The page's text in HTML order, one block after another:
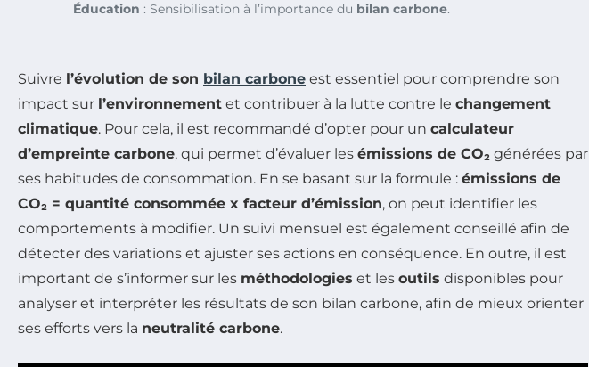
Éducation : Sensibilisation à l’importance du bilan carbone.
Suivre l’évolution de son bilan carbone est essentiel pour comprendre son
impact sur l’environnement et contribuer à la lutte contre le changement
climatique. Pour cela, il est recommandé d’opter pour un calculateur
d’empreinte carbone, qui permet d’évaluer les émissions de CO₂ générées par
ses habitudes de consommation. En se basant sur la formule : émissions de
CO₂ = quantité consommée x facteur d’émission, on peut identifier les
comportements à modifier. Un suivi mensuel est également conseillé afin de
détecter des variations et ajuster ses actions en conséquence. En outre, il est
important de s’informer sur les méthodologies et les outils disponibles pour
analyser et interpréter les résultats de son bilan carbone, afin de mieux orienter
ses efforts vers la neutralité carbone.